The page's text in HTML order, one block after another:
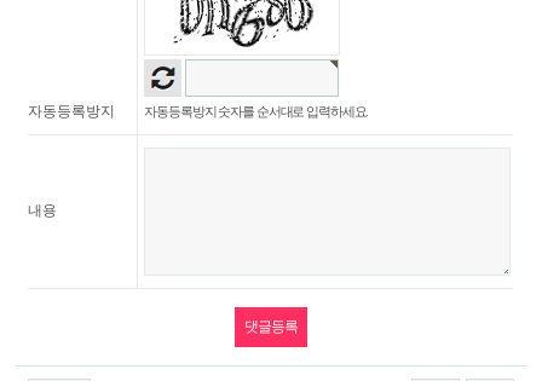
자동등록방지 자동등록방지 숫자를 순서대로 입력하세요.
내용